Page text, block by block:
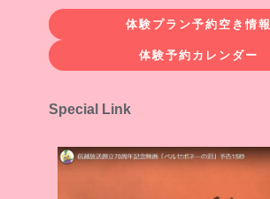
体験プラン予約空き情報
体験予約カレンダー
Special Link